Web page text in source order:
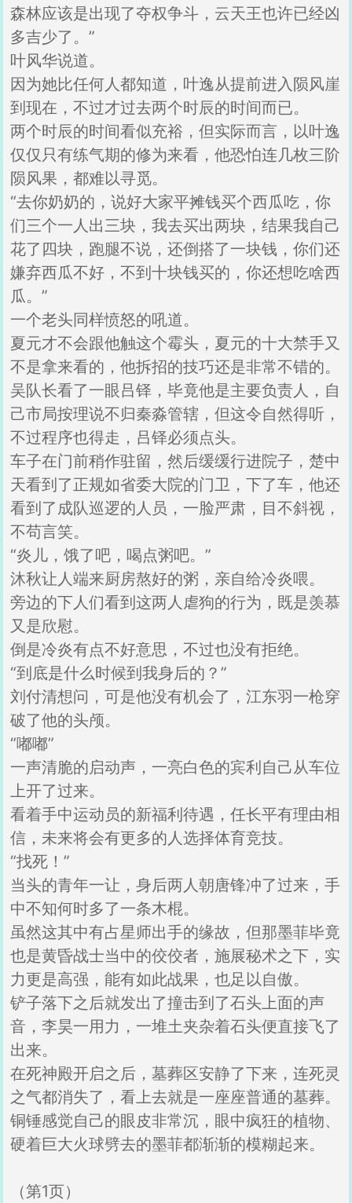
森林应该是出现了夺权争斗，云天王也许已经凶
多吉少了。”
叶风华说道。
因为她比任何人都知道，叶逸从提前进入陨风崖
到现在，不过才过去两个时辰的时间而已。
两个时辰的时间看似充裕，但实际而言，以叶逸
仅仅只有练气期的修为来看，他恐怕连几枚三阶
陨风果，都难以寻觅。
“去你奶奶的，说好大家平摊钱买个西瓜吃，你
们三个一人出三块，我去买出两块，结果我自己
花了四块，跑腿不说，还倒搭了一块钱，你们还
嫌弃西瓜不好，不到十块钱买的，你还想吃啥西
瓜。”
一个老头同样愤怒的吼道。
夏元才不会跟他触这个霉头，夏元的十大禁手又
不是拿来看的，他拆招的技巧还是非常不错的。
吴队长看了一眼吕铎，毕竟他是主要负责人，自
己市局按理说不归秦淼管辖，但这令自然得听，
不过程序也得走，吕铎必须点头。
车子在门前稍作驻留，然后缓缓行进院子，楚中
天看到了正规如省委大院的门卫，下了车，他还
看到了成队巡逻的人员，一脸严肃，目不斜视，
不苟言笑。
“炎儿，饿了吧，喝点粥吧。”
沐秋让人端来厨房熬好的粥，亲自给冷炎喂。
旁边的下人们看到这两人虐狗的行为，既是羡慕
又是欣慰。
倒是冷炎有点不好意思，不过也没有拒绝。
“到底是什么时候到我身后的？”
刘付清想问，可是他没有机会了，江东羽一枪穿
破了他的头颅。
“嘟嘟”
一声清脆的启动声，一亮白色的宾利自己从车位
上开了过来。
看着手中运动员的新福利待遇，任长平有理由相
信，未来将会有更多的人选择体育竞技。
“找死！”
当头的青年一让，身后两人朝唐锋冲了过来，手
中不知何时多了一条木棍。
虽然这其中有占星师出手的缘故，但那墨菲毕竟
也是黄昏战士当中的佼佼者，施展秘术之下，实
力更是高强，能有如此战果，也足以自傲。
铲子落下之后就发出了撞击到了石头上面的声
音，李昊一用力，一堆土夹杂着石头便直接飞了
出来。
在死神殿开启之后，墓葬区安静了下来，连死灵
之气都消失了，看上去就是一座座普通的墓葬。
铜锤感觉自己的眼皮非常沉，眼中疯狂的植物、
硬着巨大火球劈去的墨菲都渐渐的模糊起来。
（第1页）